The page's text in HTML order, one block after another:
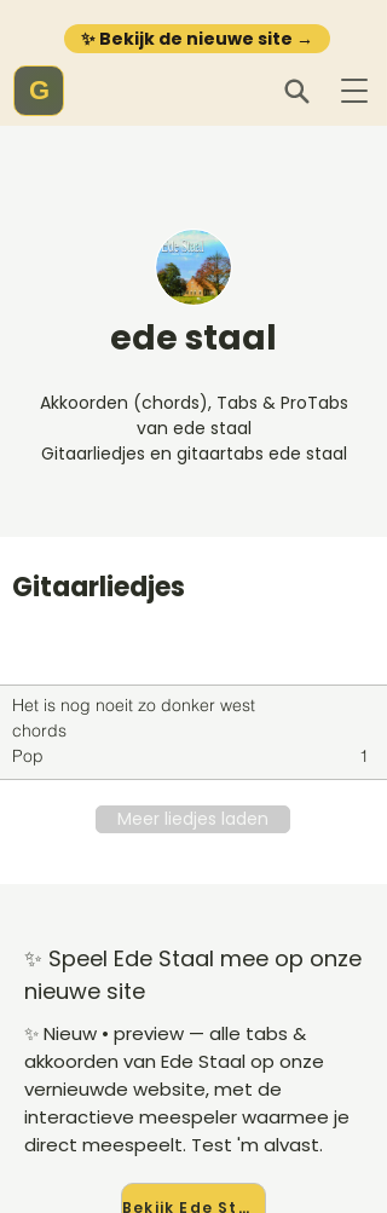
✨ Bekijk de nieuwe site →
G
ede staal
Akkoorden (chords), Tabs & ProTabs
van ede staal
Gitaarliedjes en gitaartabs ede staal
Gitaarliedjes
Het is nog noeit zo donker west
chords
Pop
1
Meer liedjes laden
✨ Speel Ede Staal mee op onze
nieuwe site
✨ Nieuw • preview — alle tabs &
akkoorden van Ede Staal op onze
vernieuwde website, met de
interactieve meespeler waarmee je
direct meespeelt. Test 'm alvast.
Bekijk Ede Staal →